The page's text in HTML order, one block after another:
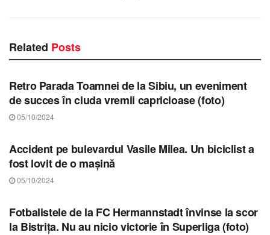
Related Posts
STIRI SIBIU
Retro Parada Toamnei de la Sibiu, un eveniment
de succes în ciuda vremii capricioase (foto)
05/10/2024
Accident pe bulevardul Vasile Milea. Un biciclist a
fost lovit de o mașină
05/10/2024
Fotbalistele de la FC Hermannstadt învinse la scor
la Bistrița. Nu au nicio victorie în Superliga (foto)